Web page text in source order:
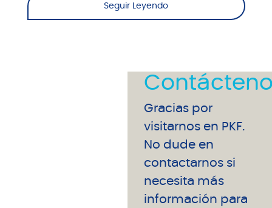
Seguir Leyendo
Gracias por
visitarnos en PKF.
No dude en
contactarnos si
necesita más
información para